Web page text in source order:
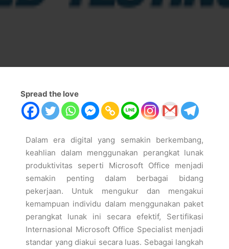
Spread the love
Dalam era digital yang semakin berkembang,
keahlian dalam menggunakan perangkat lunak
produktivitas seperti Microsoft Office menjadi
semakin penting dalam berbagai bidang
pekerjaan. Untuk mengukur dan mengakui
kemampuan individu dalam menggunakan paket
perangkat lunak ini secara efektif, Sertifikasi
Internasional Microsoft Office Specialist menjadi
standar yang diakui secara luas. Sebagai langkah